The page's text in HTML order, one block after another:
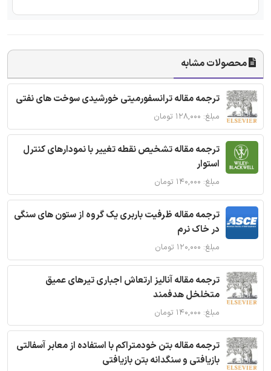
محصولات مشابه
ترجمه مقاله ترانسفورمیتی خورشیدی سوخت های نفتی
مبلغ: ۱۲۸,۰۰۰ تومان
ترجمه مقاله تشخیص نقطه تغییر با نمودارهای کنترل
استوار
مبلغ: ۱۴۰,۰۰۰ تومان
ترجمه مقاله ظرفیت باربری یک گروه از ستون های سنگی
در خاک نرم
مبلغ: ۱۲۰,۰۰۰ تومان
ترجمه مقاله آنالیز ارتعاش اجباری تیرهای عمیق
متخلخل هدفمند
مبلغ: ۱۴۰,۰۰۰ تومان
ترجمه مقاله بتن خودمتراکم با استفاده از معابر آسفالتی
بازیافتی و سنگدانه بتن بازیافتی